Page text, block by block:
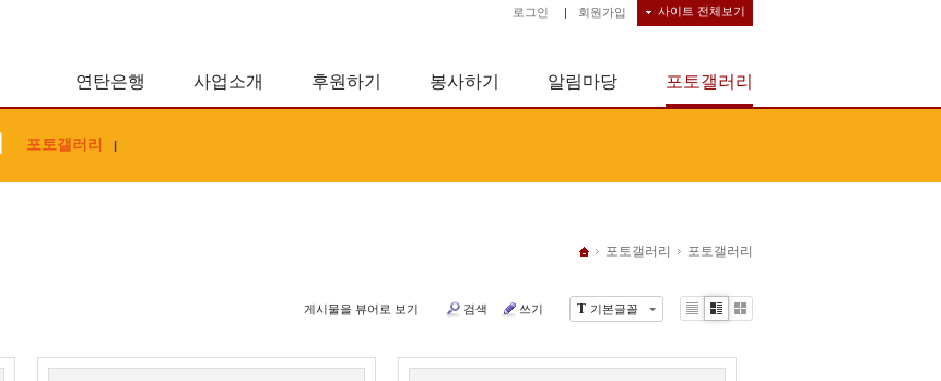
사이트 전체보기
로그인 | 회원가입
연탄은행 사업소개 후원하기 봉사하기 알림마당 포토갤러리
포토갤러리 |
포토갤러리 포토갤러리
T 기본글꼴
게시물을 뷰어로 보기 검색 쓰기
Li
Zi
G